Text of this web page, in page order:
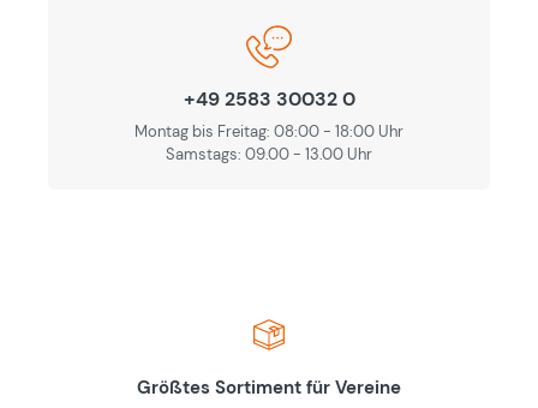
+49 2583 30032 0
Montag bis Freitag: 08:00 - 18:00 Uhr
Samstags: 09.00 - 13.00 Uhr
Größtes Sortiment für Vereine